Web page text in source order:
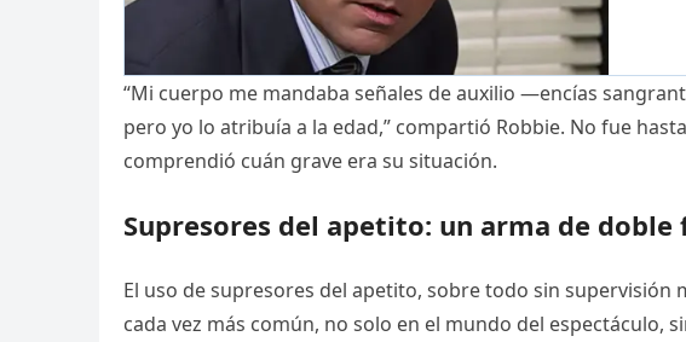
“Mi cuerpo me mandaba señales de auxilio —encías
pero yo lo atribuía a la edad,” compartió Robbie. No fue
comprendió cuán grave era su situación.
Supresores del apetito: un arma de doble
El uso de supresores del apetito, sobre todo sin supervisión
cada vez más común, no solo en el mundo del espectáculo,